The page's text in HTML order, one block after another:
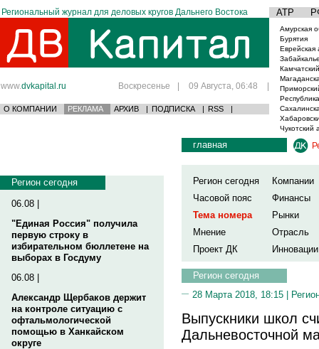
Региональный журнал для деловых кругов Дальнего Востока АТР
www.dvkapital.ru Воскресенье | 09 Августа, 06:48 |
О КОМПАНИИ РЕКЛАМА АРХИВ | ПОДПИСКА | RSS |
Амурская
Бурятия
Еврейская
Чукотский
Регион сегодня
06.08 |
"Единая Россия" получила
первую строку в
избирательном бюллетене на
выборах в Госдуму
06.08 |
Александр Щербаков держит
на контроле ситуацию с
офтальмологической
помощью в Ханкайском
округе
главная
Регион сегодня
Компании
Часовой пояс
Финансы
Тема номера
Рынки
Мнение
Отрасль
Проект ДК
Инновации
Регион сегодня
28 Марта 2018, 18:15 |
Выпускники школ
Дальневосточной